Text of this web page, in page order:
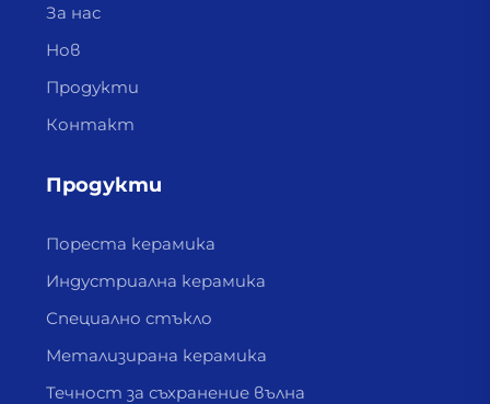
За нас
Нов
Продукти
Контакт
Продукти
Пореста керамика
Индустриална керамика
Специално стъкло
Метализирана керамика
Течност за съхранение вълна